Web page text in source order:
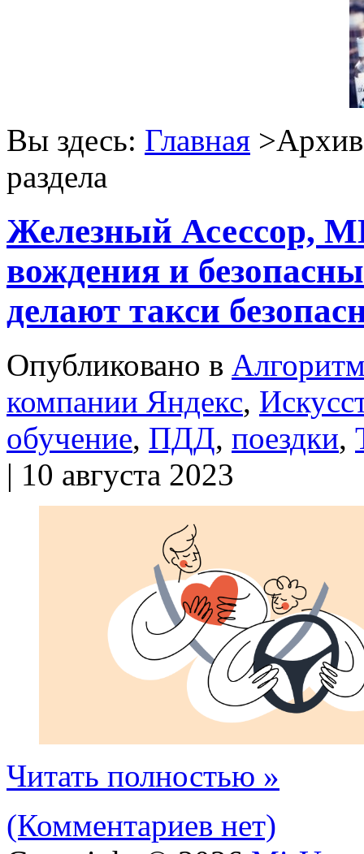
Вы здесь: Главная >Архив
раздела
Железный Асессор,
вождения и
делают такси
Опубликовано в
компании Яндекс,
обучение, ПДД, поездки,
| 10 августа 2023
Читать полностью »
(Комментариев нет)